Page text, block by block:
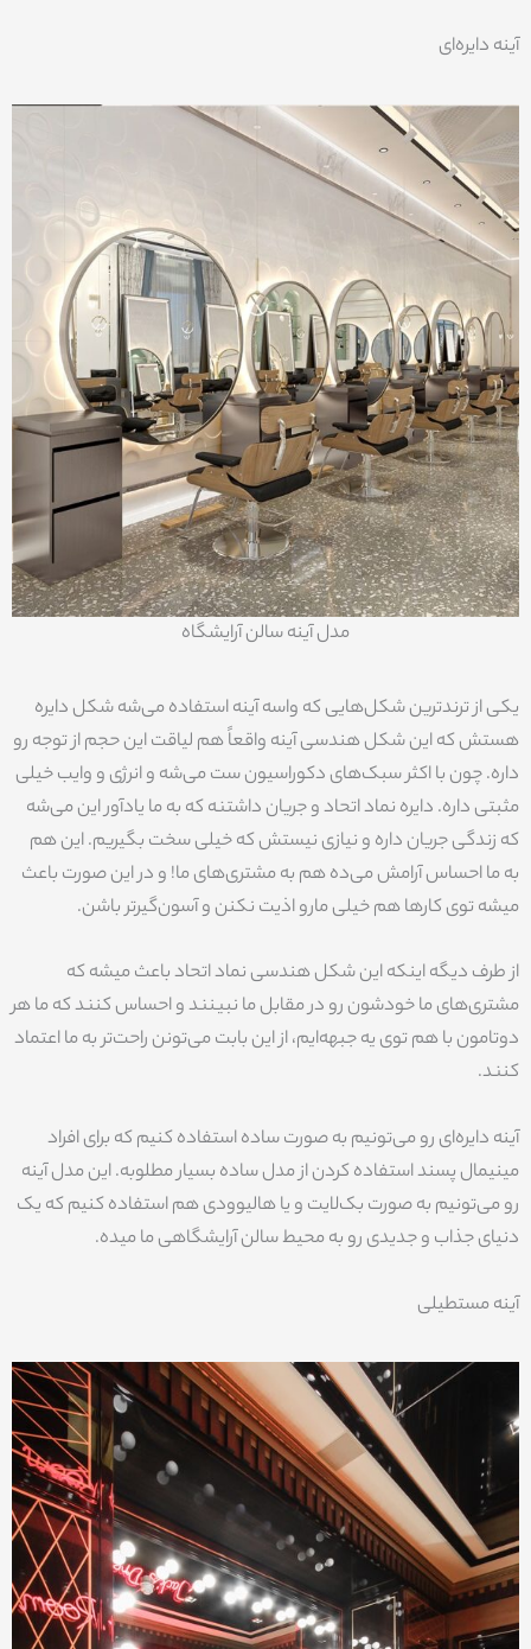
آینه دایره‌ای
مدل آینه سالن آرایشگاه
یکی از ترندترین شکل‌هایی که واسه آینه استفاده می‌شه شکل دایره
هستش که این شکل هندسی آینه واقعاً هم لیاقت این حجم از توجه رو
داره. چون با اکثر سبک‌های دکوراسیون ست می‌شه و انرژی و وایب خیلی
مثبتی داره. دایره نماد اتحاد و جریان داشتنه که به ما یادآور این می‌شه
که زندگی جریان داره و نیازی نیستش که خیلی سخت بگیریم. این هم
به ما احساس آرامش می‌ده هم به مشتری‌های ما! و در این صورت باعث
میشه توی کارها هم خیلی مارو اذیت نکنن و آسون‌گیرتر باشن.
از طرف دیگه اینکه این شکل هندسی نماد اتحاد باعث میشه که
مشتری‌های ما خودشون رو در مقابل ما نبینند و احساس کنند که ما هر
دوتامون با هم توی یه جبهه‌ایم، از این بابت می‌تونن راحت‌تر به ما اعتماد
کنند.
آینه دایره‌ای رو می‌تونیم به صورت ساده استفاده کنیم که برای افراد
مینیمال پسند استفاده کردن از مدل ساده بسیار مطلوبه. این مدل آینه
رو می‌تونیم به صورت بک‌لایت و یا هالیوودی هم استفاده کنیم که یک
دنیای جذاب و جدیدی رو به محیط سالن آرایشگاهی ما میده.
آینه مستطیلی